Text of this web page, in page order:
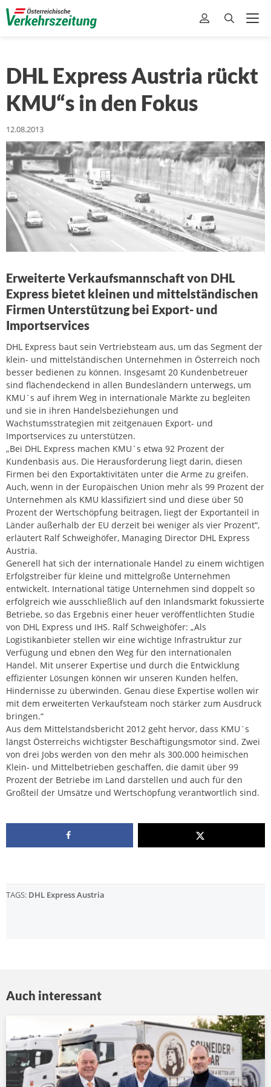
DHL Express Austria rückt
KMU“s in den Fokus
12.08.2013
Erweiterte Verkaufsmannschaft von DHL
Express bietet kleinen und mittelständischen
Firmen Unterstützung bei Export- und
Importservices
DHL Express baut sein Vertriebsteam aus, um das Segment der
klein- und mittelständischen Unternehmen in Österreich noch
besser bedienen zu können. Insgesamt 20 Kundenbetreuer
sind flächendeckend in allen Bundesländern unterwegs, um
KMU`s auf ihrem Weg in internationale Märkte zu begleiten
und sie in ihren Handelsbeziehungen und
Wachstumsstrategien mit zeitgenauen Export- und
Importservices zu unterstützen.
„Bei DHL Express machen KMU`s etwa 92 Prozent der
Kundenbasis aus. Die Herausforderung liegt darin, diesen
Firmen bei den Exportaktivitäten unter die Arme zu greifen.
Auch, wenn in der Europäischen Union mehr als 99 Prozent der
Unternehmen als KMU klassifiziert sind und diese über 50
Prozent der Wertschöpfung beitragen, liegt der Exportanteil in
Länder außerhalb der EU derzeit bei weniger als vier Prozent“,
erläutert Ralf Schweighöfer, Managing Director DHL Express
Austria.
Generell hat sich der internationale Handel zu einem wichtigen
Erfolgstreiber für kleine und mittelgroße Unternehmen
entwickelt. International tätige Unternehmen sind doppelt so
erfolgreich wie ausschließlich auf den Inlandsmarkt fokussierte
Betriebe, so das Ergebnis einer heuer veröffentlichten Studie
von DHL Express und IHS. Ralf Schweighöfer: „Als
Logistikanbieter stellen wir eine wichtige Infrastruktur zur
Verfügung und ebnen den Weg für den internationalen
Handel. Mit unserer Expertise und durch die Entwicklung
effizienter Lösungen können wir unseren Kunden helfen,
Hindernisse zu überwinden. Genau diese Expertise wollen wir
mit dem erweiterten Verkaufsteam noch stärker zum Ausdruck
bringen.“
Aus dem Mittelstandsbericht 2012 geht hervor, dass KMU`s
längst Österreichs wichtigster Beschäftigungsmotor sind. Zwei
von drei Jobs werden von den mehr als 300.000 heimischen
Klein- und Mittelbetrieben geschaffen, die damit über 99
Prozent der Betriebe im Land darstellen und auch für den
Großteil der Umsätze und Wertschöpfung verantwortlich sind.
TAGS: DHL Express Austria
Auch interessant